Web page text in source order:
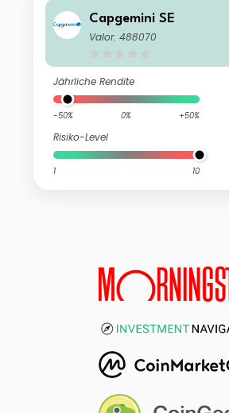
Capgemini SE
Valor: 488070
Jährliche Rendite
-50% 0% +50%
Risiko-Level
1 10